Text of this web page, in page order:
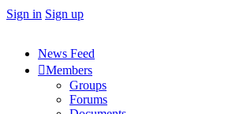
Sign in Sign up
News Feed
Members
Groups
Forums